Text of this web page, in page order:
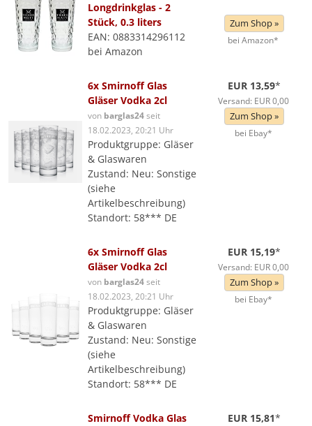
Longdrinkglas - 2
Stück, 0.3 liters
EAN: 0883314296112
bei Amazon
Zum Shop »
bei Amazon*
6x Smirnoff Glas
Gläser Vodka 2cl
von barglas24seit
18.02.2023, 20:21 Uhr
Produktgruppe: Gläser
& Glaswaren
Zustand: Neu: Sonstige
(siehe
Artikelbeschreibung)
Standort: 58*** DE
EUR 13,59*
Versand: EUR 0,00
Zum Shop »
bei Ebay*
6x Smirnoff Glas
Gläser Vodka 2cl
von barglas24seit
18.02.2023, 20:21 Uhr
Produktgruppe: Gläser
& Glaswaren
Zustand: Neu: Sonstige
(siehe
Artikelbeschreibung)
Standort: 58*** DE
EUR 15,19*
Versand: EUR 0,00
Zum Shop »
bei Ebay*
Smirnoff Vodka Glas
EUR 15,81*